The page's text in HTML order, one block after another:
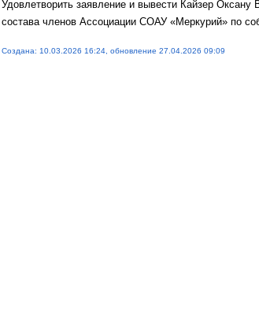
Удовлетворить заявление и вывести Кайзер
состава членов Ассоциации СОАУ «Меркурий» по
Создана: 10.03.2026 16:24, обновление 27.04.2026 09:09